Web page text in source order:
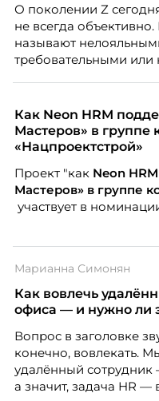
нередко
негативно влияет HR-
О поколении Z
не всегда
называют
требовательными или
кадровых ошибок. В
руководитель отдела
рекрутинговой
почему устаревшие
бизнесу находить и
сотрудников.
Как Neon HRM
Мастеров» в группе
«Нацпроектстрой»
Проект "как Neon
Мастеров» в группе
участвует в
Марианна Симонян
Как вовлечь
офиса — и нужно ли
Вопрос в заголовке
конечно, вовлекать.
удалённый сотрудник
а значит, задача HR —